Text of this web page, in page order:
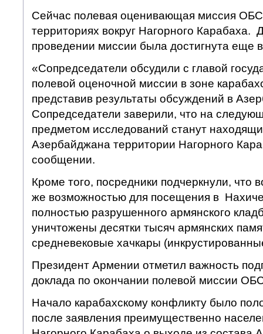
Сейчас полевая оценивающая миссия
территориях вокруг Нагорного Карабаха.
проведении миссии была достигнута еще
«Сопредседатели обсудили с главой
полевой оценочной миссии в зоне
представив результаты обсуждений в
Сопредседатели заверили, что на
предметом исследований станут
Азербайджана территории Нагорного
сообщении.
Кроме того, посредники подчеркнули, что
же возможностью для посещения в
полностью разрушенного армянского
уничтожены десятки тысяч армянских
средневековые хачкары
Президент Армении отметил важность
доклада по окончании полевой миссии
Начало карабахскому конфликту было
после заявления преимущественно